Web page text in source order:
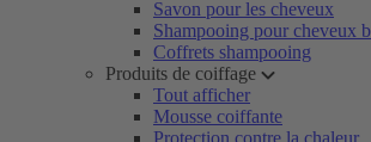
Savon pour les cheveux
Shampooing pour cheveux
Coffrets shampooing
Produits de coiffage
Tout afficher
Mousse coiffante
Protection contre la chaleur